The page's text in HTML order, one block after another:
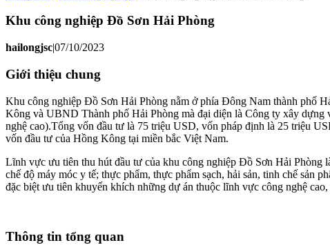
Khu công nghiệp Đồ Sơn Hải Phòng
hailongjsc|07/10/2023
Giới thiệu chung
Khu công nghiệp Đồ Sơn Hải Phòng nằm ở phía Đông Nam thành phố
Kông và UBND Thành phố Hải Phòng mà đại diện là Công ty xây dựng
nghệ cao).Tổng vốn đầu tư là 75 triệu USD, vốn pháp định là 25 triệu
vốn đầu tư của Hồng Kông tại miền bắc Việt Nam.
Lĩnh vực ưu tiên thu hút đầu tư của khu công nghiệp Đồ Sơn Hải Phòng
chế độ máy móc y tế; thực phẩm, thực phẩm sạch, hải sản, tinh chế
đặc biệt ưu tiên khuyến khích những dự án thuộc lĩnh vực công nghệ cao,
Thông tin tổng quan